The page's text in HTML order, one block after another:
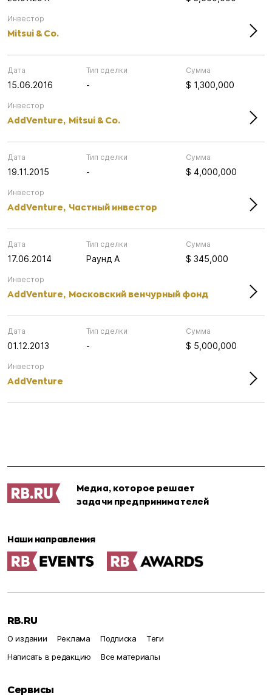
Инвестор
Mitsui & Co.
Дата
15.06.2016
Тип сделки
-
Сумма
$ 1,300,000
Инвестор
AddVenture, Mitsui & Co.
Дата
19.11.2015
Тип сделки
-
Сумма
$ 4,000,000
Инвестор
AddVenture, Частный инвестор
Дата
17.06.2014
Тип сделки
Раунд А
Сумма
$ 345,000
Инвестор
AddVenture, Московский венчурный фонд
Дата
01.12.2013
Тип сделки
-
Сумма
$ 5,000,000
Инвестор
AddVenture
Медиа, которое решает
задачи предпринимателей
Наши направления
RB.RU
О издании Реклама Подписка
Теги
Написать в редакцию
Все материалы
Сервисы